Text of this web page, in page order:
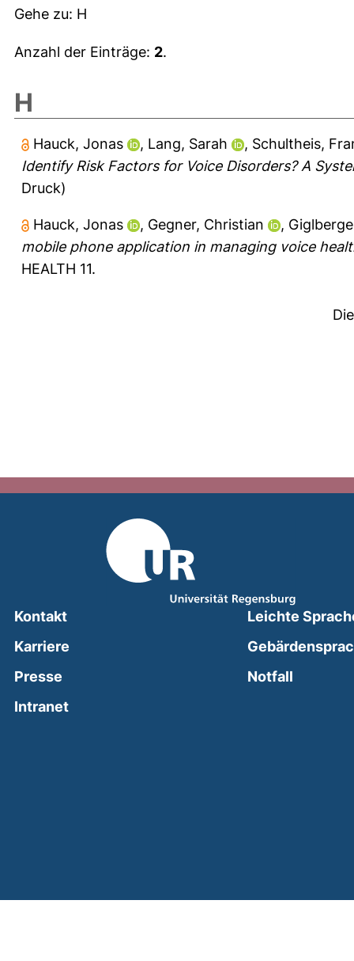
Gehe zu: H
Anzahl der Einträge: 2.
H
Hauck, Jonas , Lang, Sarah , Schultheis,
Identify Risk Factors for Voice Disorders? A
Druck)
Hauck, Jonas , Gegner, Christian ,
mobile phone application in managing voice
HEALTH 11.
Kontakt
Karriere
Presse
Intranet(external link, opens in a new window)
Leichte
Notfall